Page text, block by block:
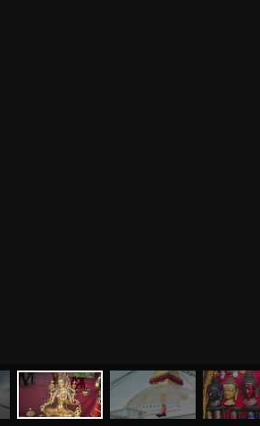
МЕНЮ О НАС МАГАЗИН